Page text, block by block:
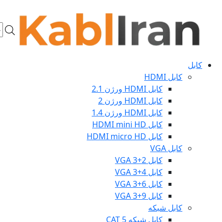
کابل
کابل HDMI
کابل HDMI ورژن 2.1
کابل HDMI ورژن 2
کابل HDMI ورژن 1.4
کابل HDMI mini HD
کابل HDMI micro HD
کابل VGA
کابل VGA 3+2
کابل VGA 3+4
کابل VGA 3+6
کابل VGA 3+9
کابل شبکه
کابل شبکه CAT 5